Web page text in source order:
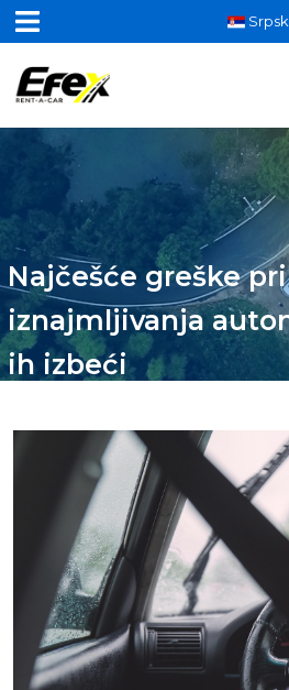
Najčešće greške
iznajmljivanja
ih izbeći